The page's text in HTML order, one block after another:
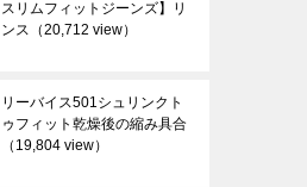
スリムフィットジーンズ】リ
ンス （20,712 view）
リーバイス501シュリンクト
ゥフィット乾燥後の縮み具合
（19,804 view）